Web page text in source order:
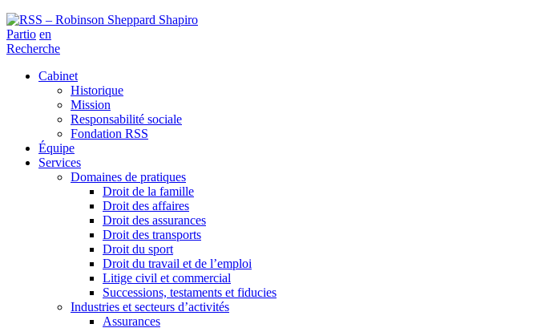
Partio en
Recherche
Cabinet
Historique
Mission
Responsabilité sociale
Fondation RSS
Équipe
Services
Domaines de pratiques
Droit de la famille
Droit des affaires
Droit des assurances
Droit des transports
Droit du sport
Droit du travail et de l’emploi
Litige civil et commercial
Successions, testaments et fiducies
Industries et secteurs d’activités
Assurances